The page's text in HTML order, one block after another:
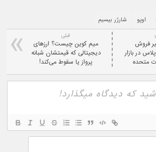
اوپو شارژر بیسیم
قبلی
میم کوین چیست؟ ارزهای
دیجیتالی که قیمتشان شبانه
پرواز یا سقوط می‌کند!
فروش
در بازار
متحده